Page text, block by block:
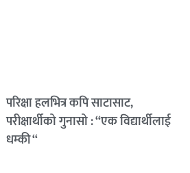
परिक्षा हलभित्र कपि साटासाट,
परीक्षार्थीको गुनासो : “एक विद्यार्थीलाई
धम्की “